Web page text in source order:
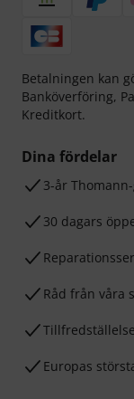
Betalningen kan
Banköverföring,
Kreditkort.
Dina fördelar
3-år
30 dagars
Råd från våra
Europas